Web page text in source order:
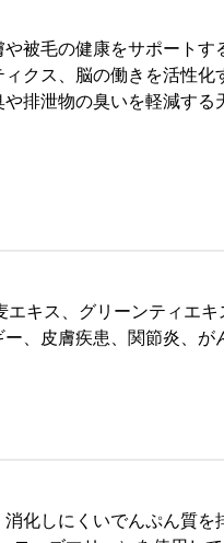
被毛の健康をサポート
クス、脳の働きを活性
排泄物の臭いを軽減す
キス、グリーンティエ
、皮膚疾患、関節炎、が
化しにくいでんぷん質